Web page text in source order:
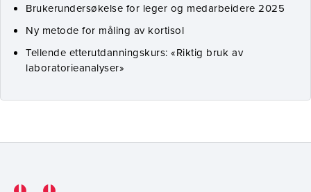
Brukerundersøkelse for leger og medarbeidere 2025
Ny metode for måling av kortisol
Tellende etterutdanningskurs: «Riktig bruk av
laboratorieanalyser»